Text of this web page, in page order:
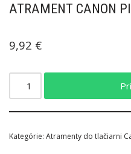
ATRAMENT CANON
9,92 €
Kategórie: Atramenty do tlačiarni